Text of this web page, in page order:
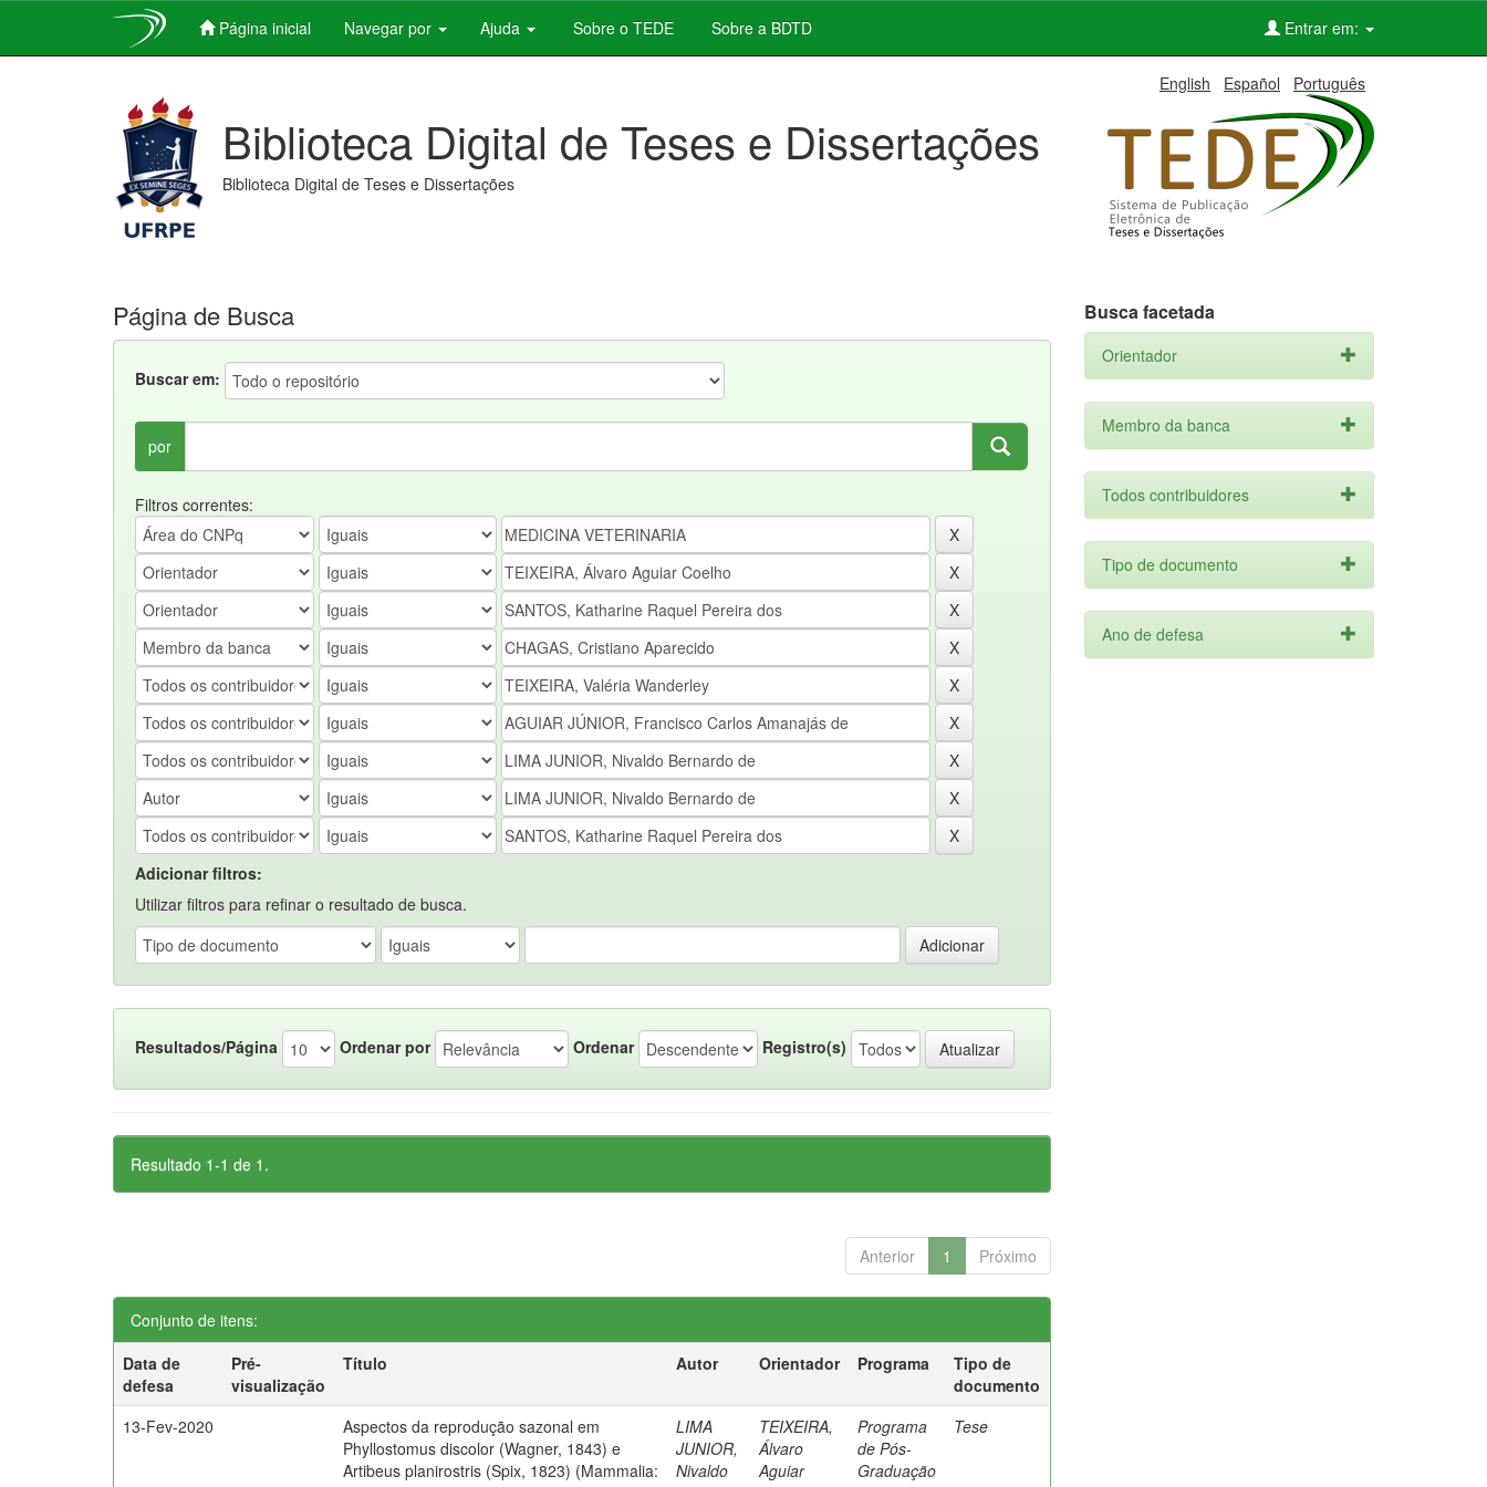
Página inicial Navegar por Ajuda Sobre o TEDE Sobre a BDTD Entrar em:
English Español Português
Biblioteca Digital de Teses e Dissertações
Biblioteca Digital de Teses e Dissertações
Página de Busca
Buscar em:
por
Filtros correntes:
Adicionar filtros:
Utilizar filtros para refinar o resultado de busca.
Resultados/Página Ordenar por Ordenar Registro(s)
Resultado 1-1 de 1.
Anterior 1 Próximo
Conjunto de itens:
Data de
defesa
Pré-
visualização
Título Autor Orientador Programa
Tipo de
documento
13-Fev-2020
Aspectos da reprodução sazonal em
Phyllostomus discolor (Wagner, 1843) e
Artibeus planirostris (Spix, 1823) (Mammalia:
LIMA
JUNIOR,
Nivaldo
TEIXEIRA,
Álvaro
Aguiar
Programa
de Pós-
Graduação
Tese
Busca facetada
Orientador
Membro da banca
Todos contribuidores
Tipo de documento
Ano de defesa